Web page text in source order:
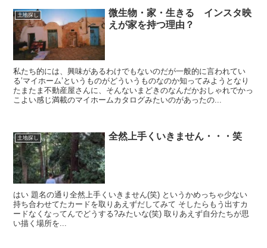
土地探し
微生物・家・生きる インスタ映
えが家を持つ理由？
私たち的には、興味があるわけでもないのだが一般的に言われてい
る’マイホーム’というものがどういうものなのか知ってみようとなり
たまたま不動産屋さんに、そんないまどきのなんだかおしゃれでかっ
こよい感じ満載のマイホームカタログみたいのがあったの...
土地探し 全然上手くいきません・・・笑
はい 題名の通り全然上手くいきません(笑) というかめっちゃ少ない
持ち合わせてたカードを取りあえずだしてみて そしたらもう出すカ
ードなくなってんでどうする?みたいな(笑) 取りあえず自分たちが思
い描く場所を...